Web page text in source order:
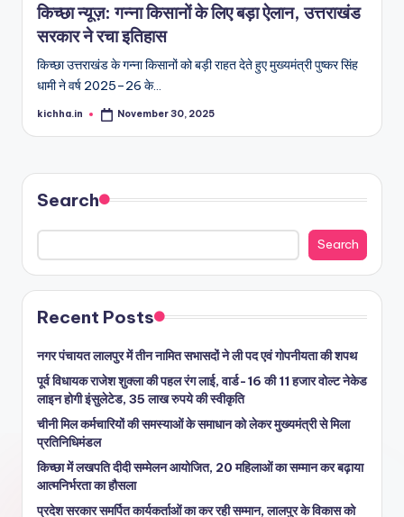
किच्छा न्यूज़: गन्ना किसानों के लिए बड़ा ऐलान, उत्तराखंड
सरकार ने रचा इतिहास
किच्छा उत्तराखंड के गन्ना किसानों को बड़ी राहत देते हुए मुख्यमंत्री पुष्कर सिंह
धामी ने वर्ष 2025–26 के…
kichha.in November 30, 2025
Search
Search
Recent Posts
नगर पंचायत लालपुर में तीन नामित सभासदों ने ली पद एवं गोपनीयता की शपथ
पूर्व विधायक राजेश शुक्ला की पहल रंग लाई, वार्ड-16 की 11 हजार वोल्ट नेकेड
लाइन होगी इंसुलेटेड, 35 लाख रुपये की स्वीकृति
चीनी मिल कर्मचारियों की समस्याओं के समाधान को लेकर मुख्यमंत्री से मिला
प्रतिनिधिमंडल
किच्छा में लखपति दीदी सम्मेलन आयोजित, 20 महिलाओं का सम्मान कर बढ़ाया
आत्मनिर्भरता का हौसला
प्रदेश सरकार समर्पित कार्यकर्ताओं का कर रही सम्मान, लालपुर के विकास को